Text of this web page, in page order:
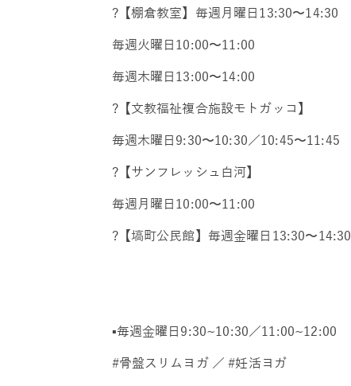
?【棚倉教室】毎週月曜日13:30〜14:30
毎週火曜日10:00〜11:00
毎週木曜日13:00〜14:00
?【文教福祉複合施設モトガッコ】
毎週木曜日9:30〜10:30／10:45〜11:45
?【サンフレッシュ白河】
毎週月曜日10:00〜11:00
?【塙町公民館】毎週金曜日13:30〜14:30
▪️毎週金曜日9:30~10:30／11:00~12:00
#骨盤スリムヨガ ／ #妊活ヨガ